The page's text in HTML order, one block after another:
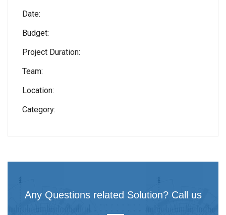
Date:
Budget:
Project Duration:
Team:
Location:
Category:
Any Questions related Solution? Call us